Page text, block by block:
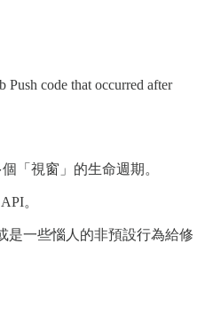
code that occurred after
「視窗」的生命週期。
。
是一些惱人的非預設行為給修